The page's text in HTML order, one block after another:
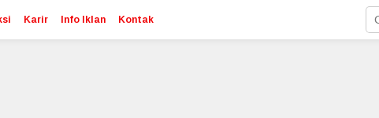
Karir Info Iklan Kontak